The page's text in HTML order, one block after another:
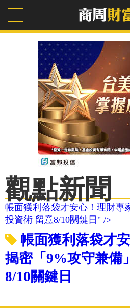
觀點新聞
帳面獲利落袋才安心！理財專
投資術 留意8/10關鍵日" />
帳面獲利落袋才
揭密「9%攻守兼備
8/10關鍵日